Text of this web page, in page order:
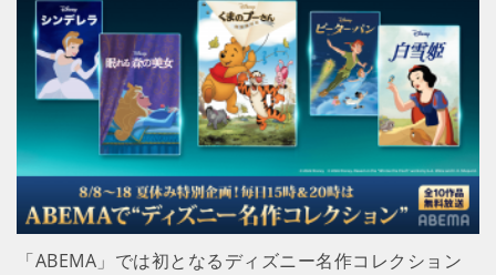
「ABEMA」では初となるディズニー名作コレクション